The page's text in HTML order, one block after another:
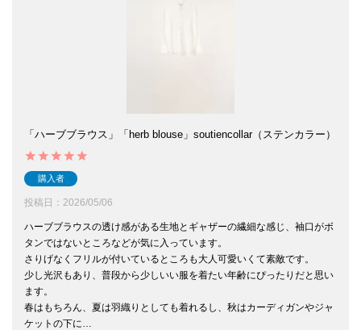
「ハーブブラウス」「herb blouse」soutiencollar（ステンカラー）
購入者
投稿日 2026/05/06
ハーブブラウスの透け感がある生地とギャザーの繊細な感じ、袖口がボ
タンではないところなどが気に入っています。
さりげなくフリルが付いているところも大人可愛いくて素敵です。
少し光沢もあり、普段から少しいい服を着たい年齢にぴったりだと思い
ます。
春はもちろん、夏は羽織りとしても着れるし、秋はカーディガンやジャ
ケットの下に…